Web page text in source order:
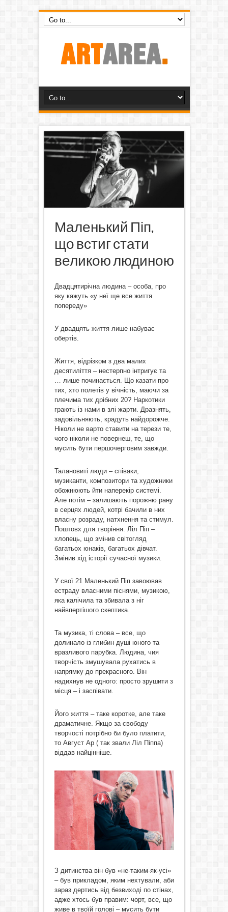
Маленький Піп,
що встиг стати
великою людиною
Двадцятирічна людина – особа, про
яку кажуть «у неї ще все життя
попереду»
У двадцять життя лише набуває
обертів.
Життя, відрізком з два малих
десятиліття – нестерпно інтригує та
… лише починається. Що казати про
тих, хто полетів у вічність, маючи за
плечима тих дрібних 20? Наркотики
грають із нами в злі жарти. Дразнять,
задовільняють, крадуть найдорожче.
Ніколи не варто ставити на терези те,
чого ніколи не повернеш, те, що
мусить бути першочерговим завжди.
Талановиті люди – співаки,
музиканти, композитори та художники
обожнюють йти наперекір системі.
Але потім – залишають порожню рану
в серцях людей, котрі бачили в них
власну розраду, натхнення та стимул.
Поштовх для творіння. Ліл Піп –
хлопець, що змінив світогляд
багатьох юнаків, багатьох дівчат.
Змінив хід історії сучасної музики.
У свої 21 Маленький Піп завоював
естраду власними піснями, музикою,
яка калічила та збивала з ніг
найвпертішого скептика.
Та музика, ті слова – все, що
долинало із глибин душі юного та
вразливого парубка. Людина, чия
творчість змушувала рухатись в
напрямку до прекрасного. Він
надихнув не одного: просто зрушити з
місця – і заспівати.
Його життя – таке коротке, але таке
драматичне. Якщо за свободу
творчості потрібно би було платити,
то Август Ар ( так звали Ліл Піппа)
віддав найцінніше.
З дитинства він був «не-таким-як-усі»
– був прикладом, яким нехтували, аби
зараз дертись від безвиході по стінах,
адже хтось був правим: чорт, все, що
живе в твоїй голові – мусить бути